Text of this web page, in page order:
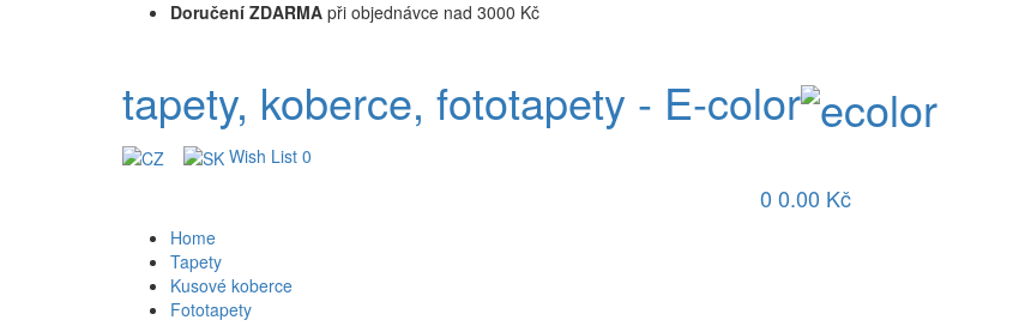
Doručení ZDARMA při objednávce nad 3000 Kč
tapety, koberce, fototapety - E-color
Wish List 0
0 0.00 Kč
Home
Tapety
Kusové koberce
Fototapety